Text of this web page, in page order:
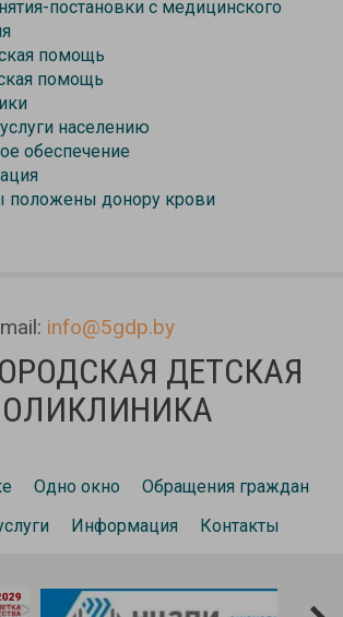
постановки с медицинского
помощь
помощь
населению
обеспечение
положены донору крови
info@5gdp.by
ДЕТСКАЯ
Одно окно
Обращения граждан
Информация Контакты